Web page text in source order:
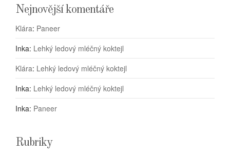
Nejnovější komentáře
Klára: Paneer
Inka: Lehký ledový mléčný koktejl
Klára: Lehký ledový mléčný koktejl
Inka: Lehký ledový mléčný koktejl
Inka: Paneer
Rubriky